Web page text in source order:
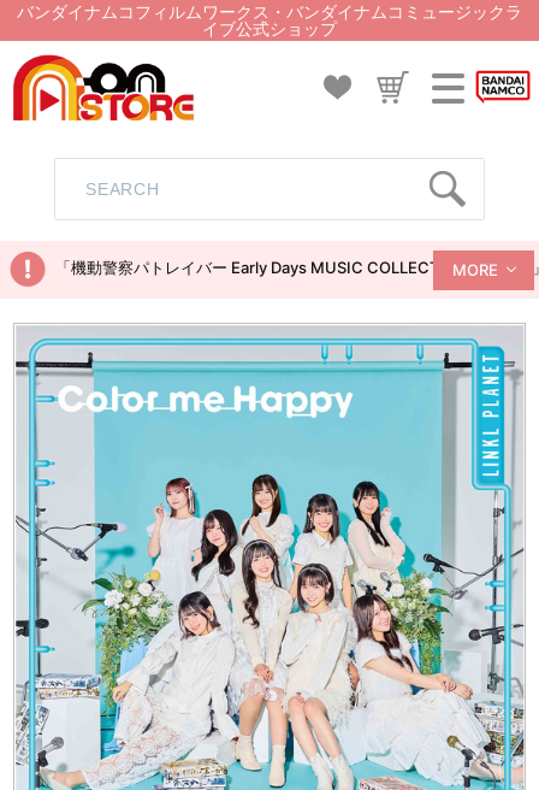
バンダイナムコフィルムワークス・バンダイナムコミュージックラ
イブ公式ショップ
「機動警察パトレイバー Early Days MUSIC COLLECTION CD
MORE